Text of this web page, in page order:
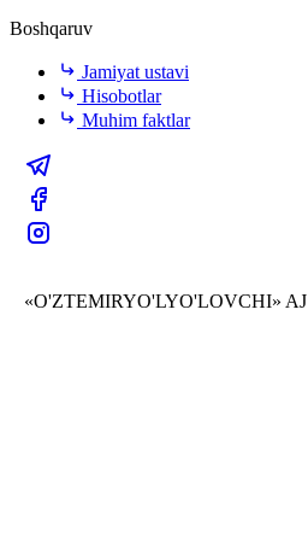
Boshqaruv
Jamiyat ustavi
Hisobotlar
Muhim faktlar
«O'ZTEMIRYO'LYO'LOVCHI» AJ